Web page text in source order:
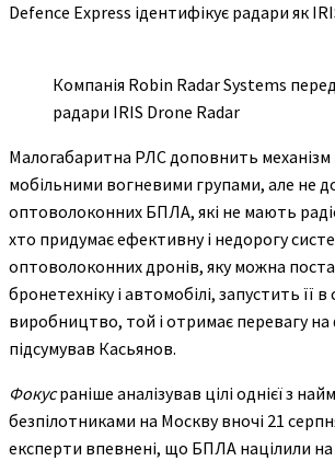
Defence Еxpress ідентифікує радари як
Компанія Robin Radar Systems
радари IRIS Drone Radar
Малогабаритна РЛС доповнить механізм
мобільними вогневими групами, але не
оптоволоконних БПЛА, які не мають
хто придумає ефективну і недорогу
оптоволоконних дронів, яку можна
бронетехніку і автомобілі, запустить її в
виробництво, той і отримає перевагу на
підсумував Касьянов.
Фокусраніше аналізував цілі однієї з
безпілотниками на Москву вночі 21
експерти впевнені, що БПЛА націлили